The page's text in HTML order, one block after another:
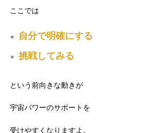
ここでは
自分で明確にする
挑戦してみる
という前向きな動きが
宇宙パワーのサポートを
受けやすくなりますよ。